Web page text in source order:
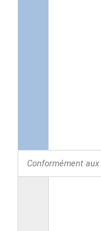
Conformément aux